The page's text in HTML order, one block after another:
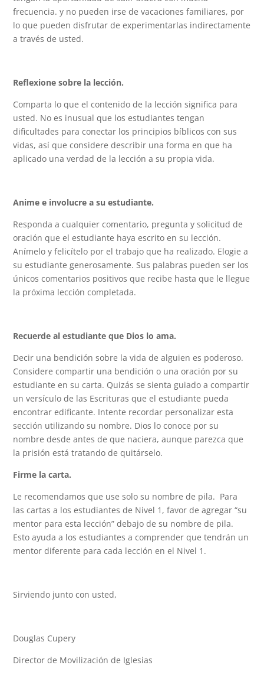
frecuencia. y no pueden irse de vacaciones familiares, por
lo que pueden disfrutar de experimentarlas indirectamente
a través de usted.
Reflexione sobre la lección.
Comparta lo que el contenido de la lección significa para
usted. No es inusual que los estudiantes tengan
dificultades para conectar los principios bíblicos con sus
vidas, así que considere describir una forma en que ha
aplicado una verdad de la lección a su propia vida.
Anime e involucre a su estudiante.
Responda a cualquier comentario, pregunta y solicitud de
oración que el estudiante haya escrito en su lección.
Anímelo y felicítelo por el trabajo que ha realizado. Elogie a
su estudiante generosamente. Sus palabras pueden ser los
únicos comentarios positivos que recibe hasta que le llegue
la próxima lección completada.
Recuerde al estudiante que Dios lo ama.
Decir una bendición sobre la vida de alguien es poderoso.
Considere compartir una bendición o una oración por su
estudiante en su carta. Quizás se sienta guiado a compartir
un versículo de las Escrituras que el estudiante pueda
encontrar edificante. Intente recordar personalizar esta
sección utilizando su nombre. Dios lo conoce por su
nombre desde antes de que naciera, aunque parezca que
la prisión está tratando de quitárselo.
Firme la carta.
Le recomendamos que use solo su nombre de pila. Para
las cartas a los estudiantes de Nivel 1, favor de agregar “su
mentor para esta lección” debajo de su nombre de pila.
Esto ayuda a los estudiantes a comprender que tendrán un
mentor diferente para cada lección en el Nivel 1.
Sirviendo junto con usted,
Douglas Cupery
Director de Movilización de Iglesias